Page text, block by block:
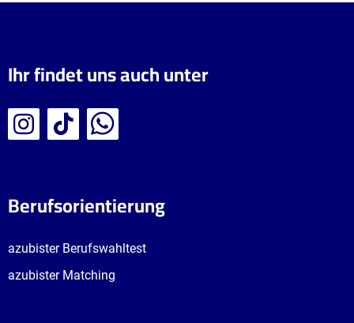
Ihr findet uns auch unter
Berufsorientierung
azubister Berufswahltest
azubister Matching